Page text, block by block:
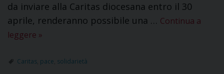
da inviare alla Caritas diocesana entro il 30
aprile, renderanno possibile una … Continua a
leggere »
Caritas pace solidarietà